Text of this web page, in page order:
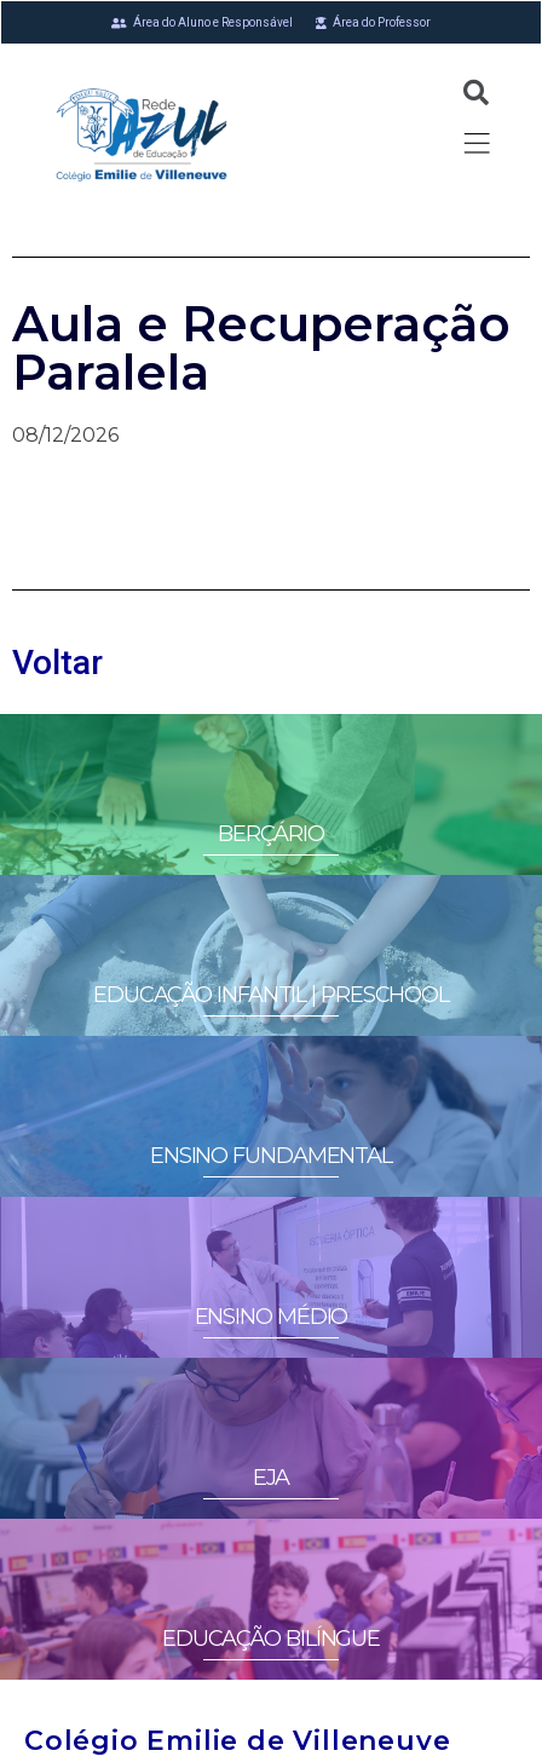
Área do Aluno e Responsável Área do Professor
Aula e Recuperação
Paralela
08/12/2026
Voltar
BERÇÁRIO
EDUCAÇÃO INFANTIL | PRESCHOOL
ENSINO FUNDAMENTAL
ENSINO MÉDIO
EJA
EDUCAÇÃO BILÍNGUE
Colégio Emilie de Villeneuve